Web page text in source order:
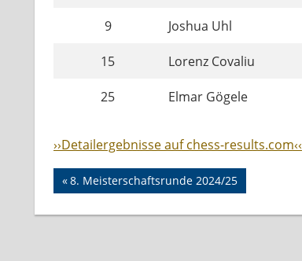
9 Joshua Uhl
15 Lorenz Covaliu
25 Elmar Gögele
››Detailergebnisse auf chess-results.com‹‹
JUGENDSCHACHRALLYE
Beitragsnavigation
Vorheriger
Beitrag:
8. Meisterschaftsrunde 2024/25